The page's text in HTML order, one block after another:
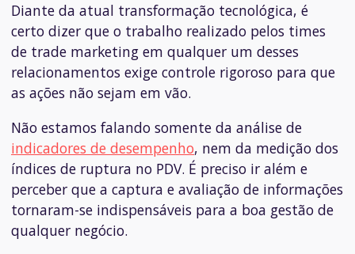
Diante da atual transformação tecnológica, é
certo dizer que o trabalho realizado pelos times
de trade marketing em qualquer um desses
relacionamentos exige controle rigoroso para que
as ações não sejam em vão.
Não estamos falando somente da análise de
indicadores de desempenho, nem da medição dos
índices de ruptura no PDV. É preciso ir além e
perceber que a captura e avaliação de informações
tornaram-se indispensáveis para a boa gestão de
qualquer negócio.